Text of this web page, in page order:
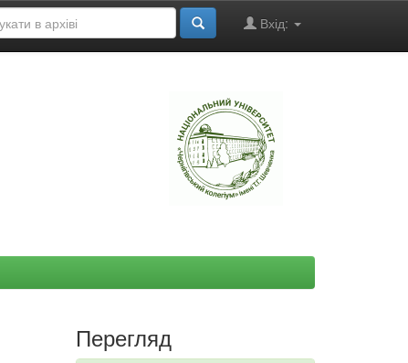
Вхід:
Перегляд